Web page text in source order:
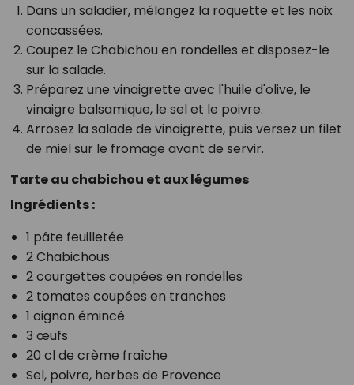
Dans un saladier, mélangez la roquette et les noix
concassées.
Coupez le Chabichou en rondelles et disposez-le
sur la salade.
Préparez une vinaigrette avec l'huile d'olive, le
vinaigre balsamique, le sel et le poivre.
Arrosez la salade de vinaigrette, puis versez un filet
de miel sur le fromage avant de servir.
Tarte au chabichou et aux légumes
Ingrédients :
1 pâte feuilletée
2 Chabichous
2 courgettes coupées en rondelles
2 tomates coupées en tranches
1 oignon émincé
3 œufs
20 cl de crème fraîche
Sel, poivre, herbes de Provence